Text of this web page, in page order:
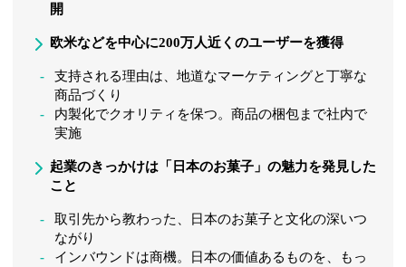
開
欧米などを中心に200万人近くのユーザーを獲得
支持される理由は、地道なマーケティングと丁寧な
商品づくり
内製化でクオリティを保つ。商品の梱包まで社内で
実施
起業のきっかけは「日本のお菓子」の魅力を発見した
こと
取引先から教わった、日本のお菓子と文化の深いつ
ながり
インバウンドは商機。日本の価値あるものを、もっ